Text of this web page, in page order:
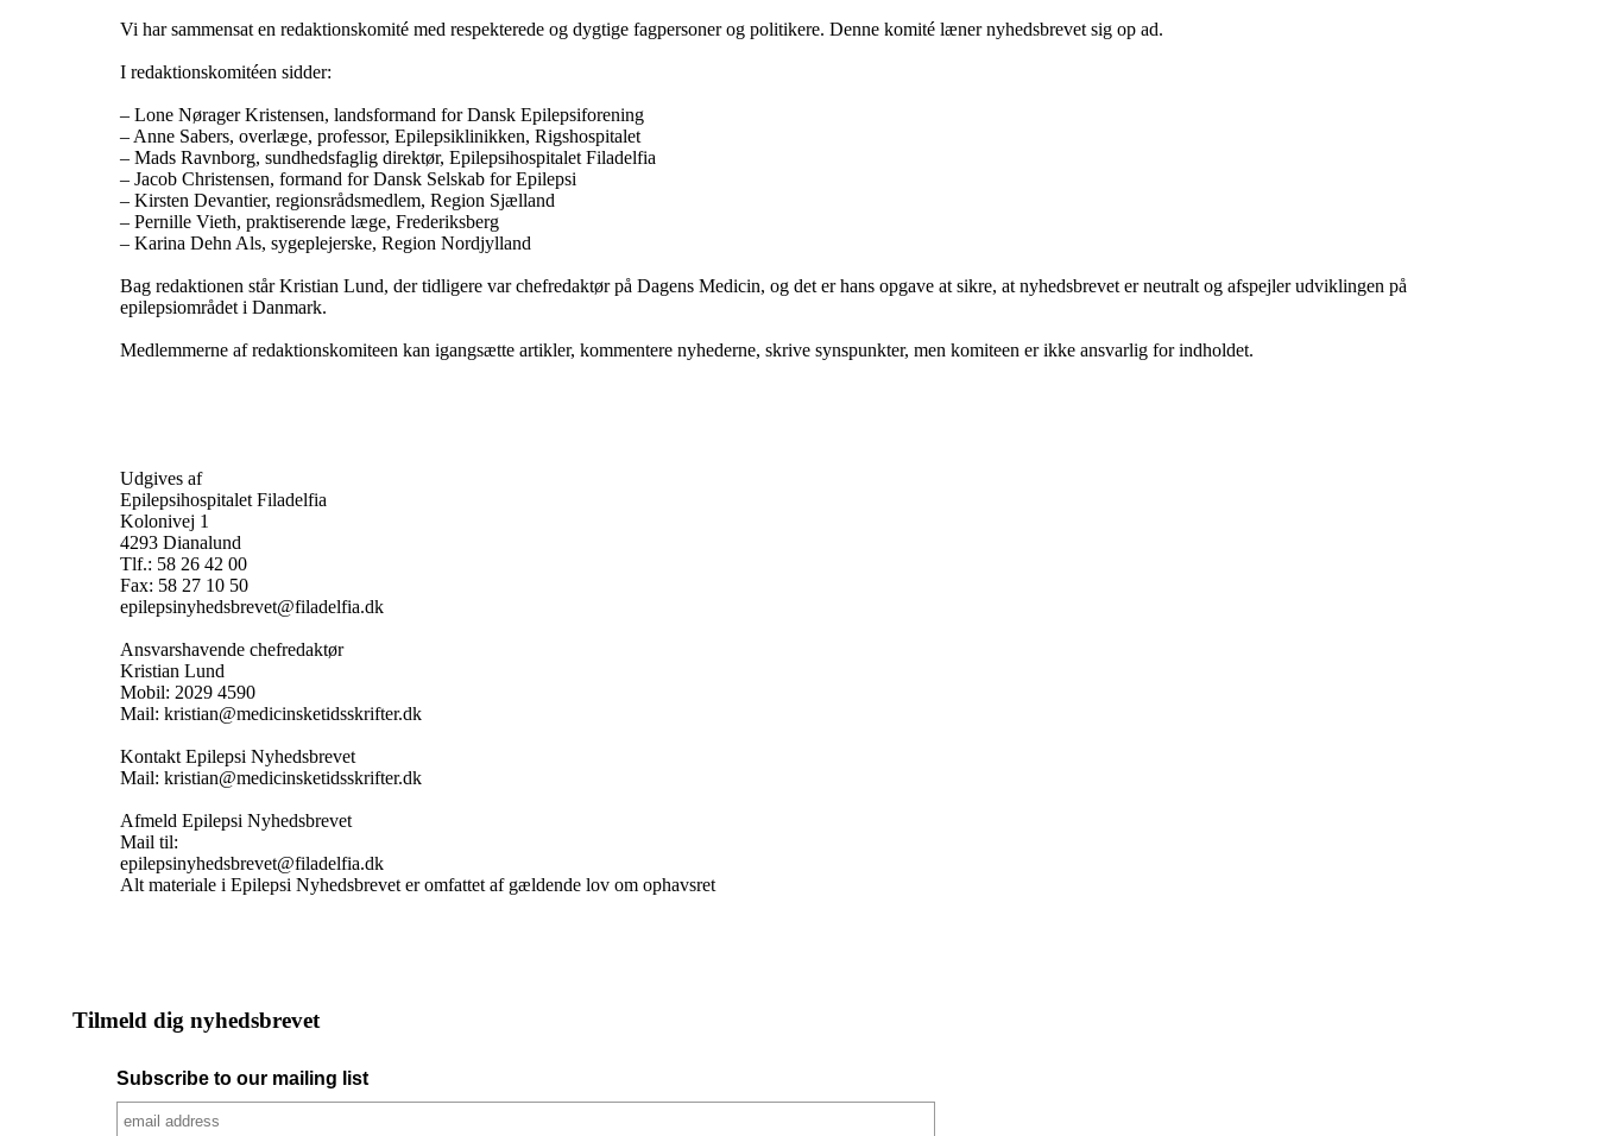
Vi har sammensat en redaktionskomité med respekterede og dygtige fagpersoner og politikere. Denne komité læner nyhedsbrevet sig op ad.
I redaktionskomitéen sidder:
– Lone Nørager Kristensen, landsformand for Dansk Epilepsiforening
– Anne Sabers, overlæge, professor, Epilepsiklinikken, Rigshospitalet
– Mads Ravnborg, sundhedsfaglig direktør, Epilepsihospitalet Filadelfia
– Jacob Christensen, formand for Dansk Selskab for Epilepsi
– Kirsten Devantier, regionsrådsmedlem, Region Sjælland
– Pernille Vieth, praktiserende læge, Frederiksberg
– Karina Dehn Als, sygeplejerske, Region Nordjylland
Bag redaktionen står Kristian Lund, der tidligere var chefredaktør på Dagens Medicin, og det er hans opgave at sikre, at nyhedsbrevet er neutralt og afspejler udviklingen på
epilepsiområdet i Danmark.
Medlemmerne af redaktionskomiteen kan igangsætte artikler, kommentere nyhederne, skrive synspunkter, men komiteen er ikke ansvarlig for indholdet.
Udgives af
Epilepsihospitalet Filadelfia
Kolonivej 1
4293 Dianalund
Tlf.: 58 26 42 00
Fax: 58 27 10 50
epilepsinyhedsbrevet@filadelfia.dk
Ansvarshavende chefredaktør
Kristian Lund
Mobil: 2029 4590
Mail: kristian@medicinsketidsskrifter.dk
Kontakt Epilepsi Nyhedsbrevet
Mail: kristian@medicinsketidsskrifter.dk
Afmeld Epilepsi Nyhedsbrevet
Mail til:
epilepsinyhedsbrevet@filadelfia.dk
Alt materiale i Epilepsi Nyhedsbrevet er omfattet af gældende lov om ophavsret
Tilmeld dig nyhedsbrevet
Subscribe to our mailing list